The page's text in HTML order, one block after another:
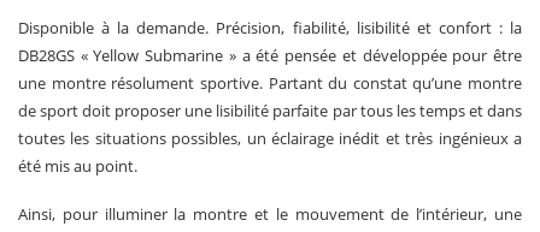
Disponible à la demande. Précision, fiabilité, lisibilité et confort : la
DB28GS « Yellow Submarine » a été pensée et développée pour être
une montre résolument sportive. Partant du constat qu’une montre
de sport doit proposer une lisibilité parfaite par tous les temps et dans
toutes les situations possibles, un éclairage inédit et très ingénieux a
été mis au point.
Ainsi, pour illuminer la montre et le mouvement de l’intérieur, une